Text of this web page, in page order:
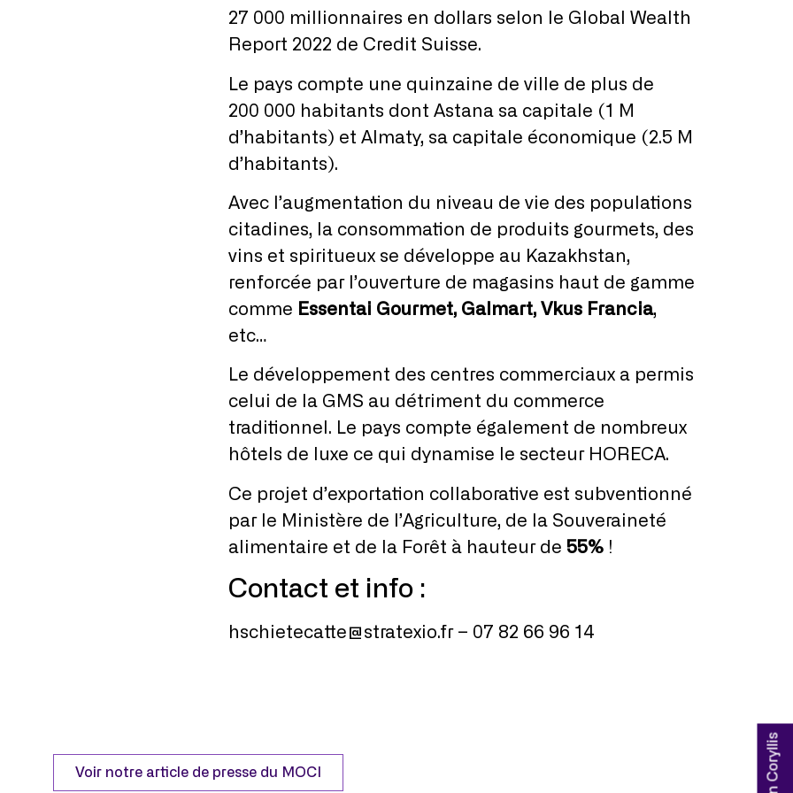
27 000 millionnaires en dollars selon le Global Wealth
Report 2022 de Credit Suisse.
Le pays compte une quinzaine de ville de plus de
200 000 habitants dont Astana sa capitale (1 M
d’habitants) et Almaty, sa capitale économique (2.5 M
d’habitants).
Avec l’augmentation du niveau de vie des populations
citadines, la consommation de produits gourmets, des
vins et spiritueux se développe au Kazakhstan,
renforcée par l’ouverture de magasins haut de gamme
comme Essentai Gourmet, Galmart, Vkus Francia,
etc…
Le développement des centres commerciaux a permis
celui de la GMS au détriment du commerce
traditionnel. Le pays compte également de nombreux
hôtels de luxe ce qui dynamise le secteur HORECA.
Ce projet d’exportation collaborative est subventionné
par le Ministère de l’Agriculture, de la Souveraineté
alimentaire et de la Forêt à hauteur de 55%!
Contact et info :
hschietecatte@stratexio.fr – 07 82 66 96 14
Voir notre article de presse du MOCI